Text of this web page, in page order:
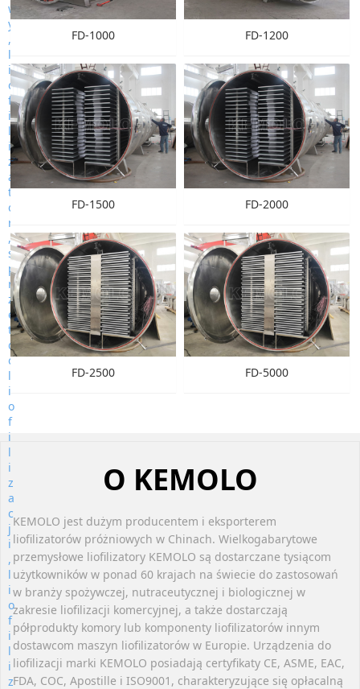
FD-1000 FD-1200
FD-1500 FD-2000
FD-2500 FD-5000
O KEMOLO
KEMOLO jest dużym producentem i eksporterem
liofilizatorów próżniowych w Chinach. Wielkogabarytowe
przemysłowe liofilizatory KEMOLO są dostarczane tysiącom
użytkowników w ponad 60 krajach na świecie do zastosowań
w branży spożywczej, nutraceutycznej i biologicznej w
zakresie liofilizacji komercyjnej, a także dostarczają
półprodukty komory lub komponenty liofilizatorów innym
dostawcom maszyn liofilizatorów w Europie. Urządzenia do
liofilizacji marki KEMOLO posiadają certyfikaty CE, ASME, EAC,
FDA, COC, Apostille i ISO9001, charakteryzujące się opłacalną